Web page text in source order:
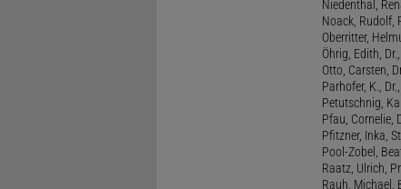
Niedenthal,
Noack, Rudolf,
Oberritter,
Öhrig, Edith,
Otto, Carsten,
Parhofer, K.,
Petutschnig,
Pfau, Cornelie,
Pfitzner, Inka,
Pool-Zobel,
Raatz, Ulrich,
Rauh, Michael,